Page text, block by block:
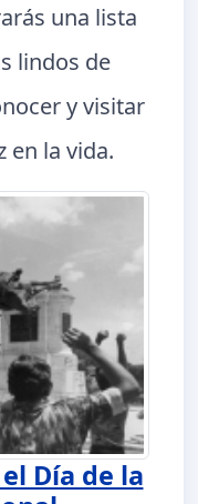
una lista
lindos de
y visitar
en la vida.
Día de la